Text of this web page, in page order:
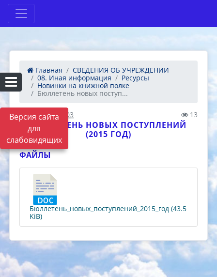
Версия сайта
для
слабовидящих
Главная
СВЕДЕНИЯ ОБ УЧРЕЖДЕНИИ
08. Иная информация
Ресурсы
Новинки на книжной полке
Бюллетень новых поступ...
09.12.2020 12:03 13
БЮЛЛЕТЕНЬ НОВЫХ ПОСТУПЛЕНИЙ
(2015 ГОД)
ФАЙЛЫ
Бюллетень_новых_поступлений_2015_год (43.5
KiB)